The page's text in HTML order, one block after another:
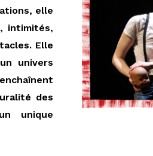
elle
intimités,
Elle
univers
des
unique